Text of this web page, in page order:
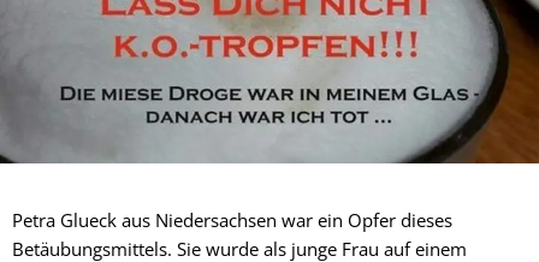
Petra Glueck aus Niedersachsen war ein Opfer dieses
Betäubungsmittels. Sie wurde als junge Frau auf einem